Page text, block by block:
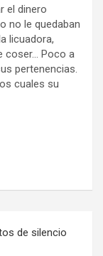
el dinero
no le quedaban
licuadora,
coser… Poco a
pertenencias.
cuales su
de silencio